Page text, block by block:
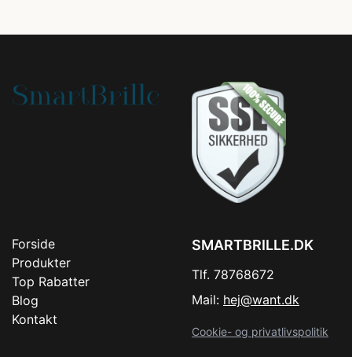
Forside
Produkter
Top Rabatter
Blog
Kontakt
SMARTBRILLE.DK
Tlf. 78768672
Mail: hej@want.dk
Cookie- og privatlivspolitik